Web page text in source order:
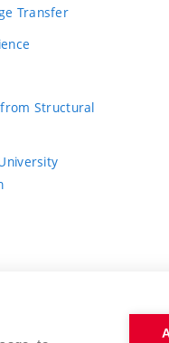
Transfer
Structural